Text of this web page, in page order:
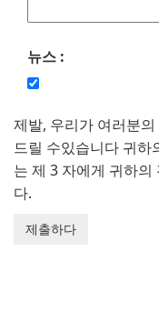
뉴스 :
제발, 우리가 여러분
드릴 수있습니다 귀하
는 제 3 자에게 귀하의
다.